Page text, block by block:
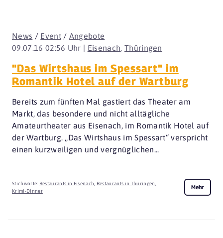
09.07.16 02:56 Uhr | Eisenach, Thüringen
News / Event/ Angebote
"Das Wirtshaus im Spessart" im
Romantik Hotel auf der Wartburg
Bereits zum fünften Mal gastiert das Theater am
Markt, das besondere und nicht alltägliche
Amateurtheater aus Eisenach, im Romantik Hotel auf
der Wartburg. „Das Wirtshaus im Spessart“ verspricht
einen kurzweiligen und vergnüglichen...
Stichworte: Restaurants in Eisenach, Restaurants in Thüringen,
Krimi-Dinner
Mehr